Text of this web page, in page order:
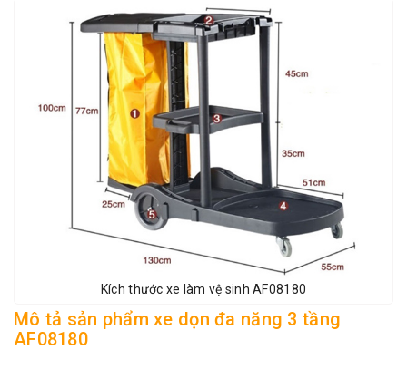
Kích thước xe làm vệ sinh AF08180
Mô tả sản phẩm xe dọn đa năng 3 tầng
AF08180